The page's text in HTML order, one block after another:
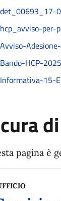
det_00693_17-
hcp_avviso-per-
Avviso-
Bando-HCP-
Informativa-15-
di
pagina è